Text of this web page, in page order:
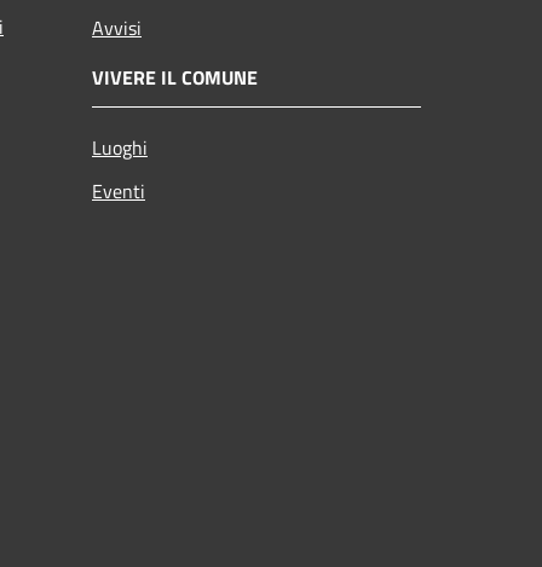
Avvisi
VIVERE IL COMUNE
Luoghi
Eventi